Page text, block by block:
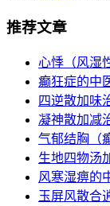
推荐文章
心悸（风湿
癫狂症的中
四逆散加味
凝神散加减
气郁结胸（
生地四物汤
风寒湿痹的
玉屏风散合